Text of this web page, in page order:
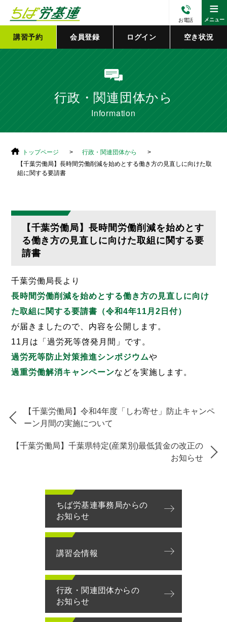
≡
メニュー
お電話
講習予約 会員登録 ログイン 空き状況
行政・関連団体から
Information
トップページ
行政・関連団体から
【千葉労働局】長時間労働削減を始めとする働き方の見直しに向けた取
組に関する要請書
【千葉労働局】長時間労働削減を始めとす
る働き方の見直しに向けた取組に関する要
請書
千葉労働局長より
長時間労働削減を始めとする働き方の見直しに向け
た取組に関する要請書（令和4年11月2日付）
が届きましたので、内容を公開します。
11月は「過労死等啓発月間」です。
過労死等防止対策推進シンポジウムや
過重労働解消キャンペーンなどを実施します。
【千葉労働局】令和4年度「しわ寄せ」防止キャンペ
ーン月間の実施について
【千葉労働局】千葉県特定(産業別)最低賃金の改正の
お知らせ
ちば労基連事務局からの
お知らせ
講習会情報
行政・関連団体からの
お知らせ